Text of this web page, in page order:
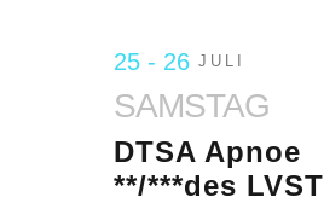
25 - 26 JULI
SAMSTAG
DTSA Apnoe
**/***des LVST